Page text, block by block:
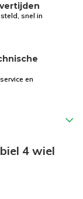
snel in
en
4 wiel